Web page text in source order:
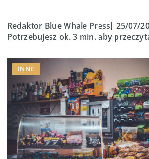
Redaktor Blue Whale Press
25/07/
Potrzebujesz ok. 3 min. aby
INNE